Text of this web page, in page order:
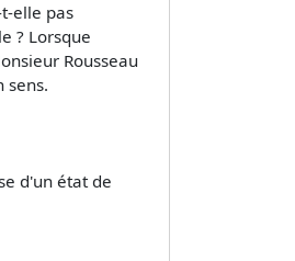
elle pas
? Lorsque
Rousseau
sens.
d'un état de